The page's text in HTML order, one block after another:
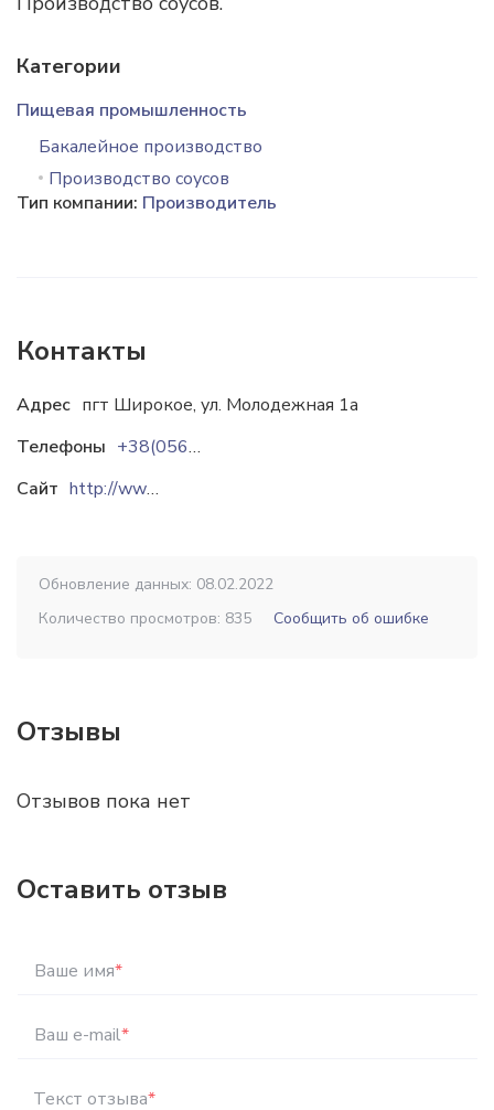
Категории
Пищевая промышленность
Бакалейное производство
Производство соусов
Тип компании: Производитель
Контакты
Адрес пгт Широкое, ул. Молодежная 1а
Телефоны
+38(0564)99-09-09
Сайт
http://www.pomidora.com
Обновление данных: 08.02.2022
Количество просмотров: 835
Сообщить об ошибке
Отзывы
Отзывов пока нет
Оставить отзыв
Ваше имя*
Ваш e-mail*
Текст отзыва*